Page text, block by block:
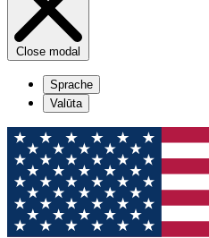
Close modal
Sprache
Valūta